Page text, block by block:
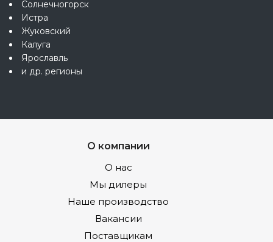
Солнечногорск
Истра
Жуковский
Калуга
Ярославль
и др. регионы
О компании
О нас
Мы дилеры
Наше производство
Вакансии
Поставщикам